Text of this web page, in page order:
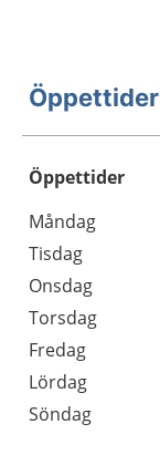
Öppettider
Öppettider
Dag
Öppettider
Kommentarer
Måndag
Tisdag
Onsdag
Torsdag
Fredag
Lördag
Söndag